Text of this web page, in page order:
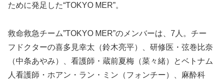
ために発足した“TOKYO MER”。
救命救急チーム”TOKYO MER”のメンバーは、7人。チー
フドクターの喜多見幸太（鈴木亮平）、研修医・弦巻比奈
（中条あやみ）、看護師・蔵前夏梅（菜々緒）とベトナム
人看護師・ホアン・ラン・ミン（フォンチー）、麻酔科